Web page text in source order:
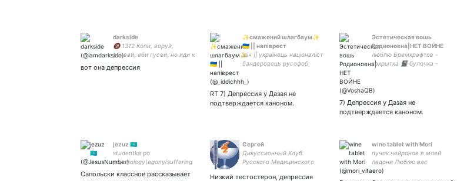
darkside
🔞 1312 Копи, воруй,
убивай, еби гусей, но иди к
думай о них.
вот она депрессия
✨смажений шлагбаум✨
🇺🇦 || напіврест
ідіч || українець націоналіст
бандеровець русофоб
5w4 || рампо/польша кінні ||
RT 7) Депрессия у Дазая не
подтверждается каноном.
Эстетическая вошь
Родионовна|НЕТ ВОЙНЕ
люблю Бремкрафтов -
закрытка 📓 булочка -
7) Депрессия у Дазая не
подтверждается каноном.
jezuz 🇰🇿
studentka po
psychology\agony/suffering
Сапольски классное рассказывает
Сергей
Дикуссионный Клуб
Русского Медицинского
Низкий тестостерон, депрессия
wine tablet with Mori
пучок нейронов в моей
ладони Люблю вас
#невзаимный half - sup💜
TW: 💜epileptic,